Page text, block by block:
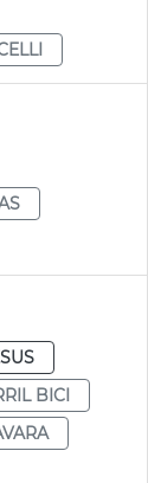
BICI